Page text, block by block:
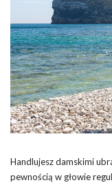
Handlujesz damskimi
pewnością w głowie